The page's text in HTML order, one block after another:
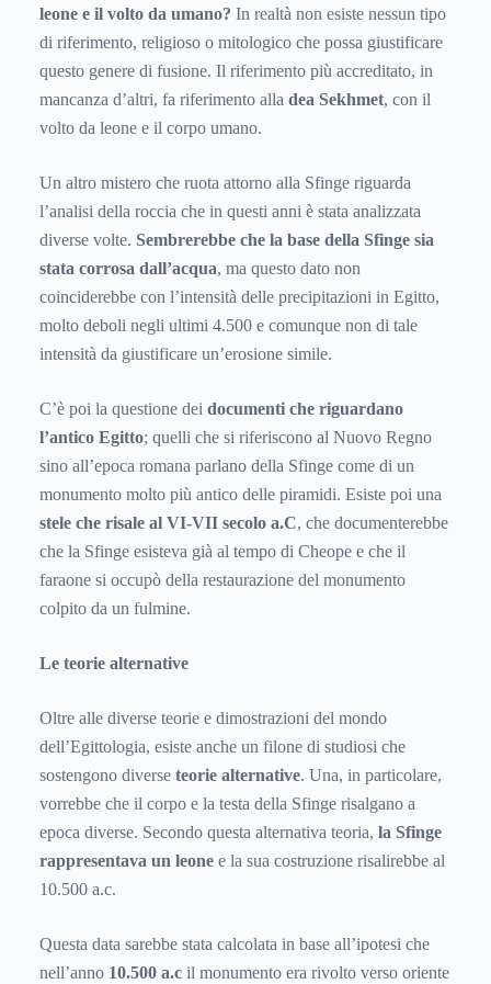
leone e il volto da umano? In realtà non esiste nessun tipo
di riferimento, religioso o mitologico che possa giustificare
questo genere di fusione. Il riferimento più accreditato, in
mancanza d’altri, fa riferimento alla dea Sekhmet, con il
volto da leone e il corpo umano.
Un altro mistero che ruota attorno alla Sfinge riguarda
l’analisi della roccia che in questi anni è stata analizzata
diverse volte. Sembrerebbe che la base della Sfinge sia
stata corrosa dall’acqua, ma questo dato non
coinciderebbe con l’intensità delle precipitazioni in Egitto,
molto deboli negli ultimi 4.500 e comunque non di tale
intensità da giustificare un’erosione simile.
C’è poi la questione dei documenti che riguardano
l’antico Egitto; quelli che si riferiscono al Nuovo Regno
sino all’epoca romana parlano della Sfinge come di un
monumento molto più antico delle piramidi. Esiste poi una
stele che risale al VI-VII secolo a.C, che documenterebbe
che la Sfinge esisteva già al tempo di Cheope e che il
faraone si occupò della restaurazione del monumento
colpito da un fulmine.
Le teorie alternative
Oltre alle diverse teorie e dimostrazioni del mondo
dell’Egittologia, esiste anche un filone di studiosi che
sostengono diverse teorie alternative. Una, in particolare,
vorrebbe che il corpo e la testa della Sfinge risalgano a
epoca diverse. Secondo questa alternativa teoria, la Sfinge
rappresentava un leone e la sua costruzione risalirebbe al
10.500 a.c.
Questa data sarebbe stata calcolata in base all’ipotesi che
nell’anno 10.500 a.c il monumento era rivolto verso oriente